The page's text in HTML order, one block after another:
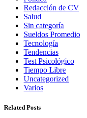
Redacción de CV
Salud
Sin categoría
Sueldos Promedio
Tecnología
Tendencias
Test Psicológico
Tiempo Libre
Uncategorized
Varios
Related Posts